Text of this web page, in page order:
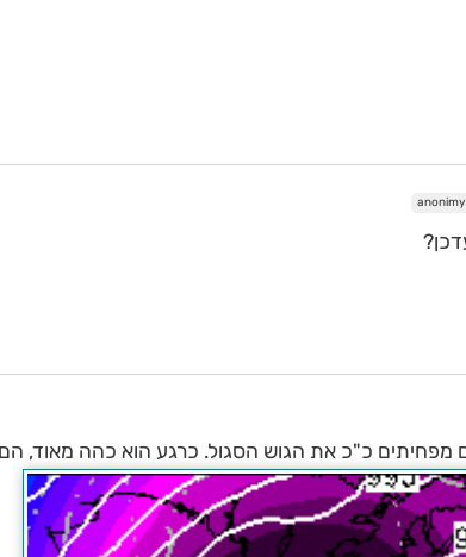
מפחיתים כ"כ את הגוש הסגול. כרגע הוא כהה מאוד,